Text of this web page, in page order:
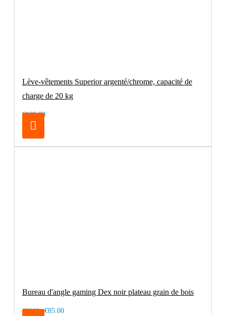
Lève-vêtements Superior argenté/chrome, capacité de
charge de 20 kg
€169.00
Bureau d'angle gaming Dex noir plateau grain de bois
€99.00 €85.00